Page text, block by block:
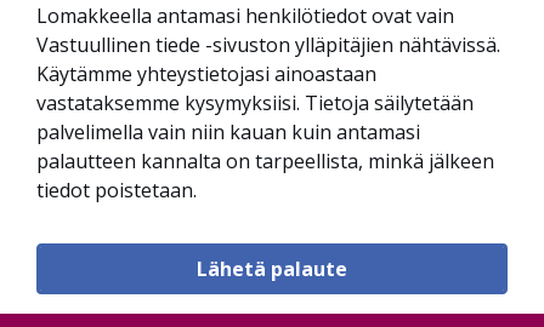
Lomakkeella antamasi henkilötiedot ovat vain
Vastuullinen tiede -sivuston ylläpitäjien nähtävissä.
Käytämme yhteystietojasi ainoastaan
vastataksemme kysymyksiisi. Tietoja säilytetään
palvelimella vain niin kauan kuin antamasi
palautteen kannalta on tarpeellista, minkä jälkeen
tiedot poistetaan.